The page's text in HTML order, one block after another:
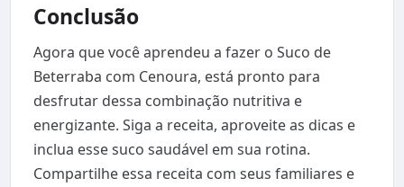
Conclusão
Agora que você aprendeu a fazer o Suco de
Beterraba com Cenoura, está pronto para
desfrutar dessa combinação nutritiva e
energizante. Siga a receita, aproveite as dicas e
inclua esse suco saudável em sua rotina.
Compartilhe essa receita com seus familiares e